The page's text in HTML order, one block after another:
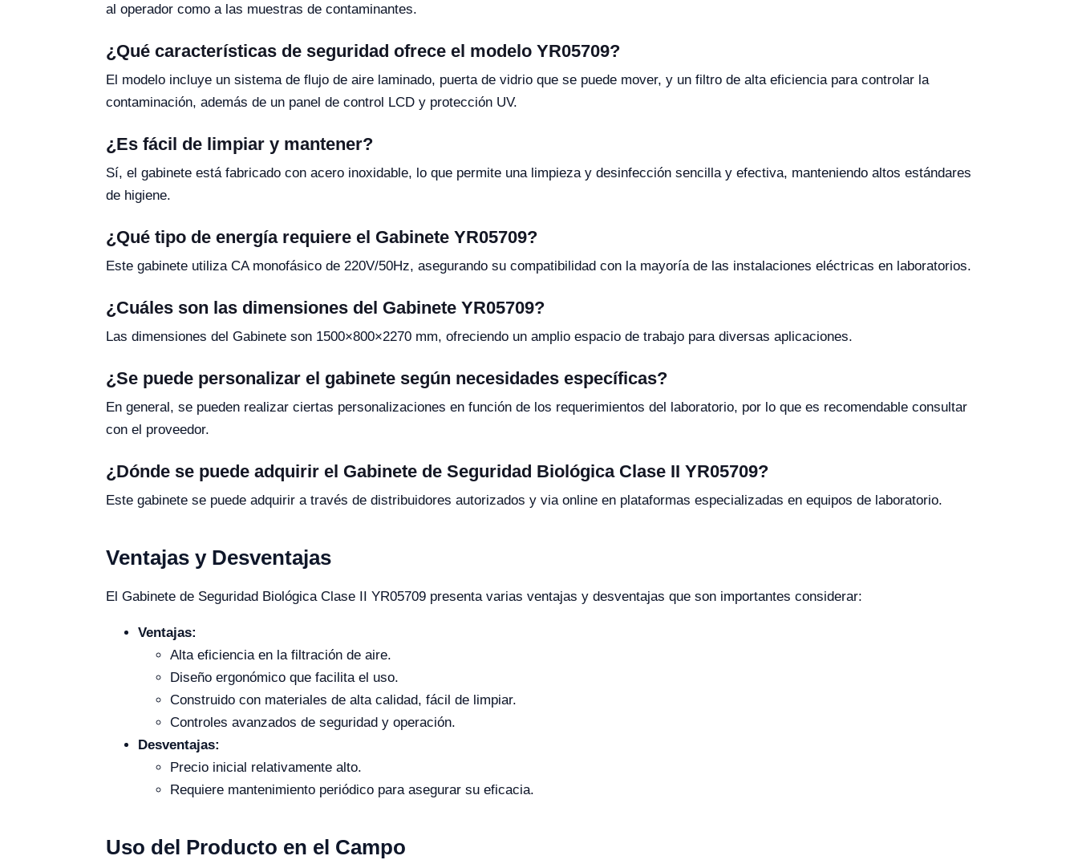
al operador como a las muestras de contaminantes.
¿Qué características de seguridad ofrece el modelo YR05709?
El modelo incluye un sistema de flujo de aire laminado, puerta de vidrio que se puede mover, y un filtro de alta eficiencia para controlar la
contaminación, además de un panel de control LCD y protección UV.
¿Es fácil de limpiar y mantener?
Sí, el gabinete está fabricado con acero inoxidable, lo que permite una limpieza y desinfección sencilla y efectiva, manteniendo altos estándares
de higiene.
¿Qué tipo de energía requiere el Gabinete YR05709?
Este gabinete utiliza CA monofásico de 220V/50Hz, asegurando su compatibilidad con la mayoría de las instalaciones eléctricas en laboratorios.
¿Cuáles son las dimensiones del Gabinete YR05709?
Las dimensiones del Gabinete son 1500×800×2270 mm, ofreciendo un amplio espacio de trabajo para diversas aplicaciones.
¿Se puede personalizar el gabinete según necesidades específicas?
En general, se pueden realizar ciertas personalizaciones en función de los requerimientos del laboratorio, por lo que es recomendable consultar
con el proveedor.
¿Dónde se puede adquirir el Gabinete de Seguridad Biológica Clase II YR05709?
Este gabinete se puede adquirir a través de distribuidores autorizados y via online en plataformas especializadas en equipos de laboratorio.
Ventajas y Desventajas
El Gabinete de Seguridad Biológica Clase II YR05709 presenta varias ventajas y desventajas que son importantes considerar:
Ventajas:
Alta eficiencia en la filtración de aire.
Diseño ergonómico que facilita el uso.
Construido con materiales de alta calidad, fácil de limpiar.
Controles avanzados de seguridad y operación.
Desventajas:
Precio inicial relativamente alto.
Requiere mantenimiento periódico para asegurar su eficacia.
Uso del Producto en el Campo